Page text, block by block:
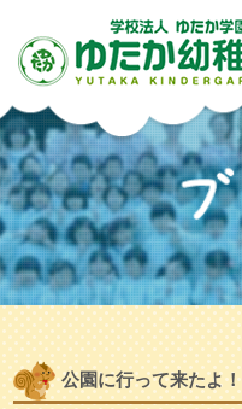
公園に行って来たよ！